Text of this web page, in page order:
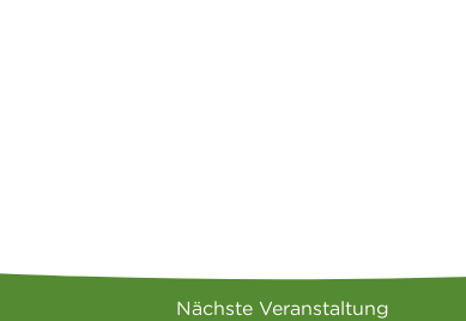
Nächste Veranstaltung